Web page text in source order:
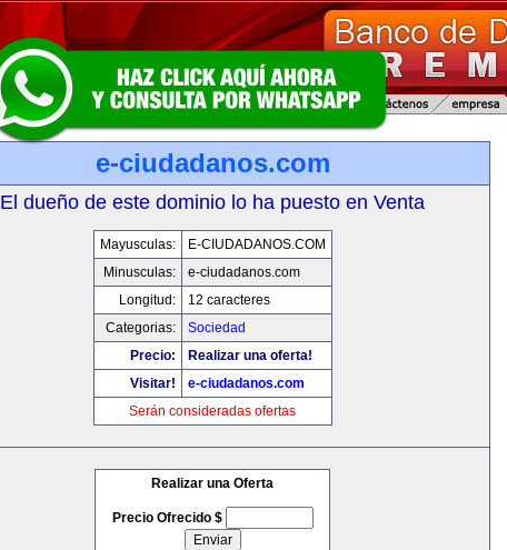
e-ciudadanos.com
El dueño de este dominio lo ha puesto en Venta
Mayusculas:
E-CIUDADANOS.COM
Minusculas:
e-ciudadanos.com
Longitud:
12 caracteres
Categorias:
Sociedad
Precio:
Realizar una oferta!
Visitar!
e-ciudadanos.com
Serán consideradas ofertas
Realizar una Oferta
Precio Ofrecido $